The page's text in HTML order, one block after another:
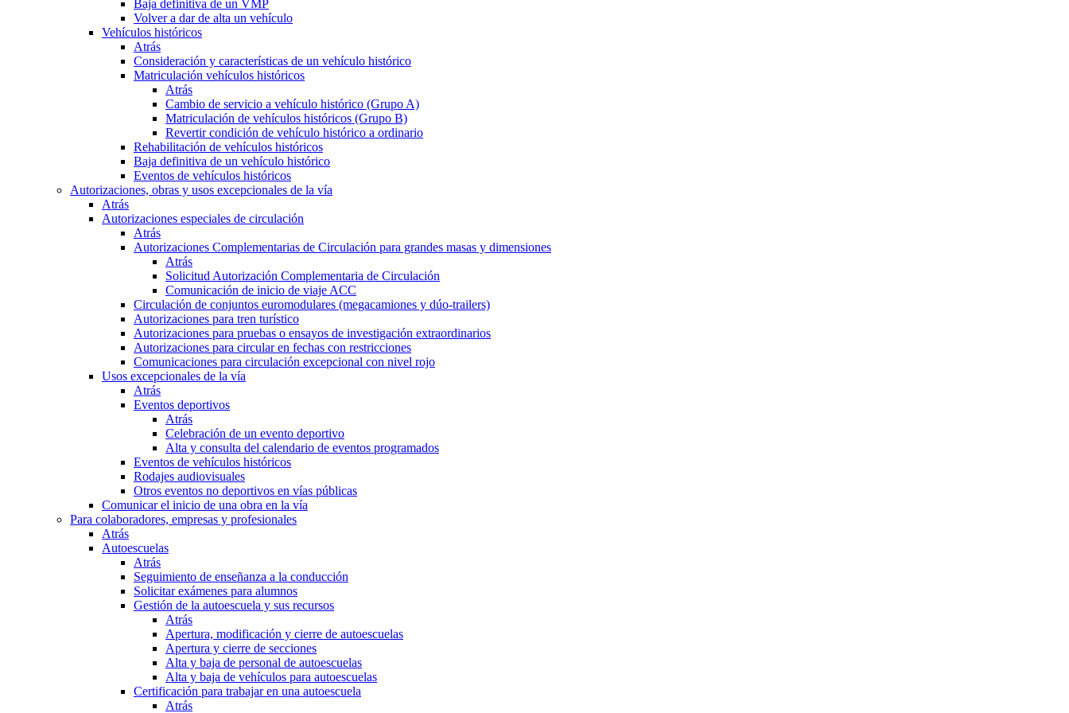
Baja definitiva de un VMP
Volver a dar de alta un vehículo
Vehículos históricos
Atrás
Consideración y características de un vehículo histórico
Matriculación vehículos históricos
Atrás
Cambio de servicio a vehículo histórico (Grupo A)
Matriculación de vehículos históricos (Grupo B)
Revertir condición de vehículo histórico a ordinario
Rehabilitación de vehículos históricos
Baja definitiva de un vehículo histórico
Eventos de vehículos históricos
Autorizaciones, obras y usos excepcionales de la vía
Atrás
Autorizaciones especiales de circulación
Atrás
Autorizaciones Complementarias de Circulación para grandes masas y dimensiones
Atrás
Solicitud Autorización Complementaria de Circulación
Comunicación de inicio de viaje ACC
Circulación de conjuntos euromodulares (megacamiones y dúo-trailers)
Autorizaciones para tren turístico
Autorizaciones para pruebas o ensayos de investigación extraordinarios
Autorizaciones para circular en fechas con restricciones
Comunicaciones para circulación excepcional con nivel rojo
Usos excepcionales de la vía
Atrás
Eventos deportivos
Atrás
Celebración de un evento deportivo
Alta y consulta del calendario de eventos programados
Eventos de vehículos históricos
Rodajes audiovisuales
Otros eventos no deportivos en vías públicas
Comunicar el inicio de una obra en la vía
Para colaboradores, empresas y profesionales
Atrás
Autoescuelas
Atrás
Seguimiento de enseñanza a la conducción
Solicitar exámenes para alumnos
Gestión de la autoescuela y sus recursos
Atrás
Apertura, modificación y cierre de autoescuelas
Apertura y cierre de secciones
Alta y baja de personal de autoescuelas
Alta y baja de vehículos para autoescuelas
Certificación para trabajar en una autoescuela
Atrás